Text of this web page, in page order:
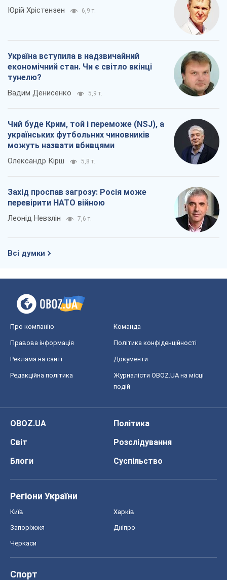
Юрій Хрістензен 6,9 т.
Україна вступила в надзвичайний
економічний стан. Чи є світло вкінці
тунелю?
Вадим Денисенко 5,9 т.
Чий буде Крим, той і переможе (NSJ), а
українських футбольних чиновників
можуть назвати вбивцями
Олександр Кірш 5,8 т.
Захід проспав загрозу: Росія може
перевірити НАТО війною
Леонід Невзлін 7,6 т.
Всі думки
Про компанію Команда
Правова інформація Політика конфіденційності
Реклама на сайті Документи
Редакційна політика
Журналісти OBOZ.UA на місці
подій
OBOZ.UA
Політика
Світ
Розслідування
Блоги
Суспільство
Регіони України
Київ Харків
Запоріжжя Дніпро
Черкаси
Спорт